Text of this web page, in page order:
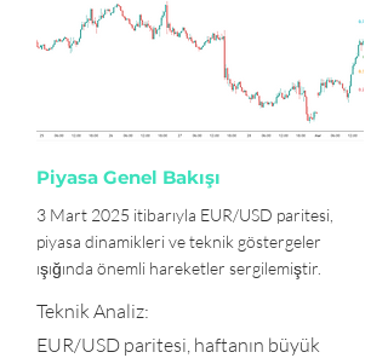
Piyasa Genel Bakışı
3 Mart 2025 itibarıyla EUR/USD paritesi,
piyasa dinamikleri ve teknik göstergeler
ışığında önemli hareketler sergilemiştir.
Teknik Analiz:
EUR/USD paritesi, haftanın büyük